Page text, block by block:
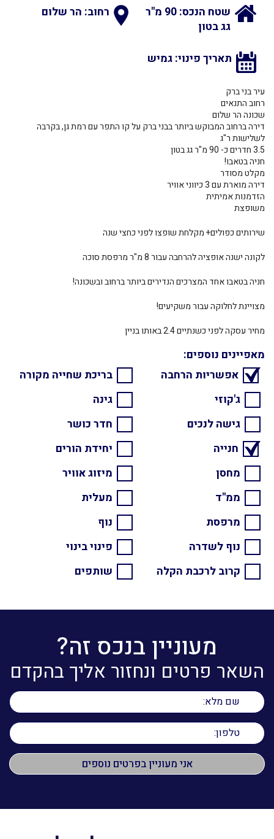
שטח הנכס: 90 מ"ר
גג בטון
רחוב: הר שלום
תאריך פינוי: גמיש
עיר בני ברק
רחוב התנאים
שכונה הר שלום
דירה ברחוב המבוקש ביותר בבני ברק על קו התפר עם רמת גן, בקרבה
לשלישות ר"ג
3.5 חדרים כ- 90 מ"ר גג בטון
חניה בטאבו!
מקלט מסודר
דירה מוארת עם 3 כיווני אוויר
הזדמנות אמיתית
משופצת
שירותים כפולים+ מקלחת שופצו לפני כחצי שנה
לקונה ישנה אופציה להרחבה עבור 8 מ"ר מרפסת סוכה
חניה בטאבו אחד המצרכים הנדירים ביותר ברחוב ובשכונה!
מצויינת לחלוקה עבור משקיעים!
מחיר עסקה לפני כשנתיים 2.4 באותו בניין
מאפיינים נוספים:
אפשריות הרחבה
בריכת שחייה מקורה
ג'קוזי
גינה
גישה לנכים
חדר כושר
חנייה
יחידת הורים
מחסן
מיזוג אוויר
ממ"ד
מעלית
מרפסת
נוף
נוף לשדרה
פינוי בינוי
קרוב לרכבת הקלה
שותפים
מעוניין בנכס זה?
השאר פרטים ונחזור אליך בהקדם